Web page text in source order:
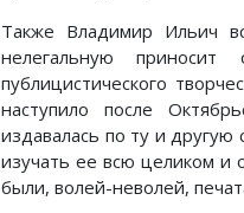
Также Владимир Ильич
нелегальную приносит
публицистического
наступило после
издавалась по ту и
изучать ее всю целиком и
были, волей-неволей,